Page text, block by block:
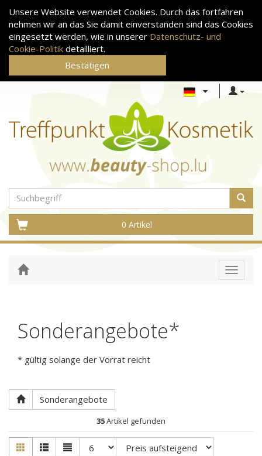
Unsere Website verwendet Cookies. Durch das fortfahren
nehmen wir an das Sie damit einverstanden sind das Cookies
eingesetzt werden, wie in unserer Datenschutz- und
Cookie-Politik detailliert.
Bestätigen
0 Artikel
Toggle
Sonderangebote*
* gültig solange der Vorrat reicht
Sonderangebote
35Artikel gefunden